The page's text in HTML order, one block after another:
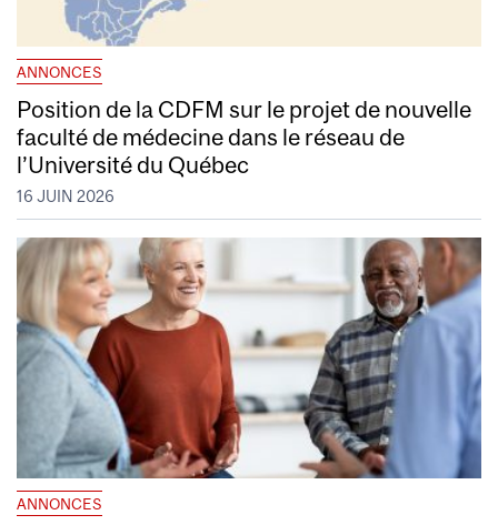
ANNONCES
Position de la CDFM sur le projet de nouvelle
faculté de médecine dans le réseau de
l’Université du Québec
16 JUIN 2026
ANNONCES